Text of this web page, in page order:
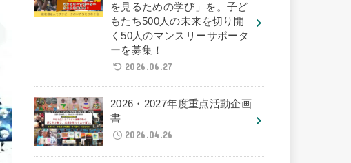
を見るための学び」を。子ど
もたち500人の未来を切り開
く50人のマンスリーサポータ
ーを募集！
2026.06.27
2026・2027年度重点活動企画
書
2026.04.26